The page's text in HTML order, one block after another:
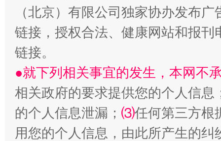
阿坝州三大球赛在茂县开幕 规模
（北京）有限公司独家协办发布
链接，授权合法、健康网站和报
链接。
●就下列相关事宜的发生，本网不
相关政府的要求提供您的个人信息
的个人信息泄漏； ⑶任何第三方根
用您的个人信息，由此所产生的纠